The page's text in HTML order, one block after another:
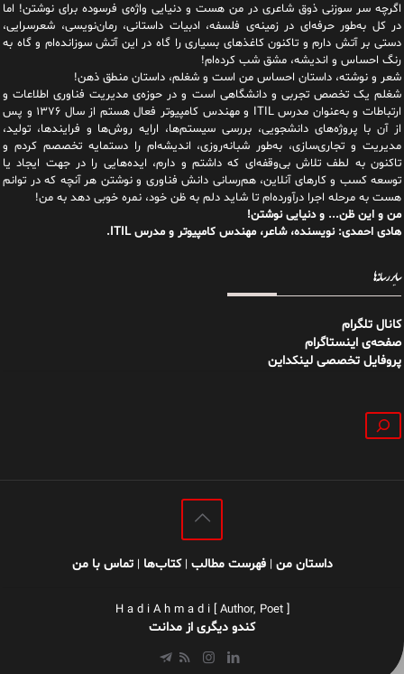
اگرچه سر سوزنی ذوق شاعری در من هست و دنیایی واژه‌‌ی فرسوده برای نوشتن! اما
در کل به‌طور حرفه‌ای در زمینه‌ی فلسفه، ادبیات داستانی، رمان‌نویسی، شعرسرایی،
دستی بر آتش دارم و تاکنون کاغذهای بسیاری را گاه در این آتش سوزانده‌ام و گاه به
رنگ احساس و اندیشه، مشق شب کرده‌ام!
شعر و نوشته، داستان احساس من است و شغلم، داستان منطق ذهن!
شغلم یک تخصص تجربی و دانشگاهی است و در حوزه‌ی مدیریت فناوری اطلاعات و
ارتباطات و به‌عنوان مدرس ITIL و مهندس کامپیوتر فعال هستم از سال ۱۳۷۶ و پس
از آن با پروژه‌های دانشجویی، بررسی سیستم‌ها، ارایه روش‌ها و فرایندها، تولید،
مدیریت و تجاری‌سازی، به‌طور شبانه‌روزی، اندیشه‌ام را دستمایه تخصصم کردم و
تاکنون به لطف تلاش بی‌وقفه‌ای که داشتم و دارم، اید‌ه‌هایی را در جهت ایجاد یا
توسعه کسب و کارهای آنلاین، هم‌رسانی دانش فناوری و نوشتن هر آنچه که در توانم
هست به مرحله اجرا درآورده‌ام تا شاید دلم به ظن خود، نمره خوبی دهد به من!
من و این ظن... و دنیایی نوشتن!
هادی احمدی: نویسنده، شاعر، مهندس کامپیوتر و مدرس ITIL.
سایر رسانه‌ها
کانال تلگرام
صفحه‌ی اینستاگرام
پروفایل تخصصی لینکداین
جستجو
داستان من |فهرست مطالب |کتاب‌ها |تماس با من
H a d i A h m a d i [ Author, Poet ]
کندو دیگری از مدانت